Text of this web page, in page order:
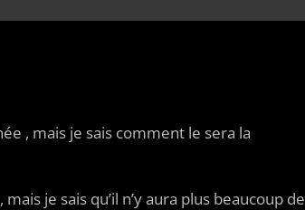
, mais je sais comment le sera la
je sais qu’il n’y aura plus beaucoup de